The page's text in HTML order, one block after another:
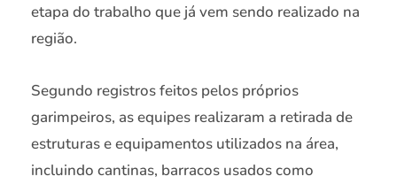
etapa do trabalho que já vem sendo realizado na
região.
Segundo registros feitos pelos próprios
garimpeiros, as equipes realizaram a retirada de
estruturas e equipamentos utilizados na área,
incluindo cantinas, barracos usados como